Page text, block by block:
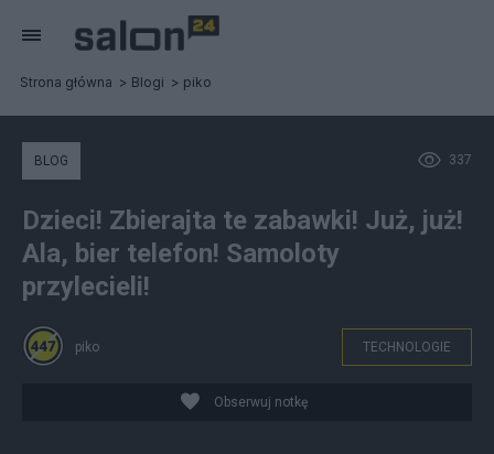
Strona główna Blogi piko
337
BLOG
Dzieci! Zbierajta te zabawki! Już, już!
Ala, bier telefon! Samoloty
przylecieli!
piko TECHNOLOGIE
Obserwuj notkę